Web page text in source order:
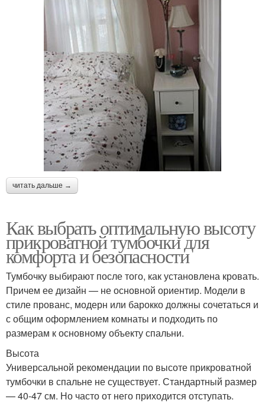
читать дальше →
Как выбрать оптимальную высоту
прикроватной тумбочки для
комфорта и безопасности
Тумбочку выбирают после того, как установлена кровать.
Причем ее дизайн — не основной ориентир. Модели в
стиле прованс, модерн или барокко должны сочетаться и
с общим оформлением комнаты и подходить по
размерам к основному объекту спальни.
Высота
Универсальной рекомендации по высоте прикроватной
тумбочки в спальне не существует. Стандартный размер
— 40-47 см. Но часто от него приходится отступать.